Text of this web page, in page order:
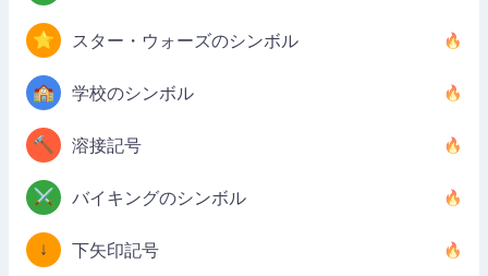
⭐ スター・ウォーズのシンボル
🏫 学校のシンボル
🔨 溶接記号
⚔️ バイキングのシンボル
↓ 下矢印記号